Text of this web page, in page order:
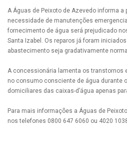
A Águas de Peixoto de Azevedo informa a
necessidade de manutenções
fornecimento de água será prejudicado
Santa Izabel. Os reparos já foram
abastecimento seja gradativamente
A concessionária lamenta os transtornos
no consumo consciente de água durante
domiciliares das caixas-d’água apenas
Para mais informações a Águas de
nos telefones 0800 647 6060 ou 4020